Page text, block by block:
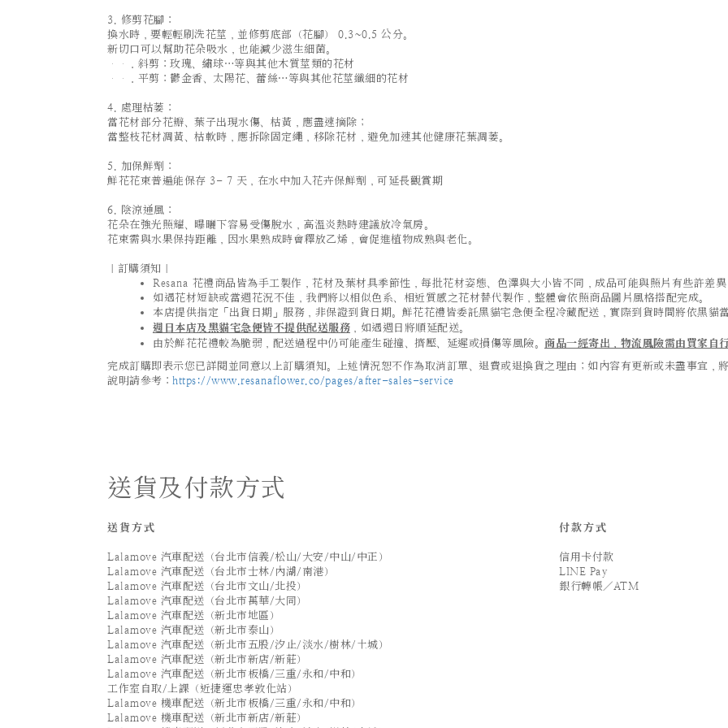
3. 修剪花腳：
換水時，要輕輕刷洗花莖，並修剪底部（花腳） 0.3~0.5 公分。
新切口可以幫助花朵吸水，也能減少滋生細菌。
．斜剪：玫瑰、繡球…等與其他木質莖類的花材
．平剪：鬱金香、太陽花、蕾絲…等與其他花莖纖細的花材
4. 處理枯萎：
當花材部分花瓣、葉子出現水傷、枯黃，應盡速摘除；
當整枝花材凋黃、枯軟時，應拆除固定繩，移除花材，避免加速其他健康花葉凋萎。
5. 加保鮮劑：
鮮花花束普遍能保存 3- 7 天，在水中加入花卉保鮮劑，可延長觀賞期
6. 陰涼通風：
花朵在強光照耀、曝曬下容易受傷脫水，高溫炎熱時建議放冷氣房。
花束需與水果保持距離，因水果熟成時會釋放乙烯，會促進植物成熟與老化。
｜訂購須知｜
Resana 花禮商品皆為手工製作，花材及葉材具季節性，每批花材姿態、色澤與大小皆不同，成品可能與照片有些許差異
如遇花材短缺或當週花況不佳，我們將以相似色系、相近質感之花材替代製作，整體會依照商品圖片風格搭配完成。
本店提供指定「出貨日期」服務，非保證到貨日期。鮮花花禮皆委託黑貓宅急便全程冷藏配送，實際到貨時間將依黑貓
週日本店及黑貓宅急便皆不提供配送服務 ，如遇週日將順延配送。
由於鮮花花禮較為脆弱，配送過程中仍可能產生碰撞、擠壓、延遲或損傷等風險。 商品一經寄出，物流風險需由買家自行
完成訂購即表示您已詳閱並同意以上訂購須知。上述情況恕不作為取消訂單、退費或退換貨之理由；如內容有更新或未盡事宜，
說明請參考： https://www.resanaflower.co/pages/after-sales-service
送貨及付款方式
送貨方式
Lalamove 汽車配送（台北市信義/松山/大安/中山/中正）
Lalamove 汽車配送（台北市士林/內湖/南港）
Lalamove 汽車配送（台北市文山/北投）
Lalamove 汽車配送（台北市萬華/大同）
Lalamove 汽車配送（新北市地區）
Lalamove 汽車配送（新北市泰山）
Lalamove 汽車配送（新北市五股/汐止/淡水/樹林/土城）
Lalamove 汽車配送（新北市新店/新莊）
Lalamove 汽車配送（新北市板橋/三重/永和/中和）
工作室自取/上課（近捷運忠孝敦化站）
Lalamove 機車配送（新北市板橋/三重/永和/中和）
Lalamove 機車配送（新北市新店/新莊）
付款方式
信用卡付款
LINE Pay
銀行轉帳／ATM